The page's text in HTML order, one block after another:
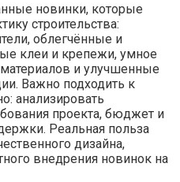
новинки, которые
строительства:
облегчённые и
клеи и крепежи, умное
и улучшенные
Важно подходить к
анализировать
проекта, бюджет и
Реальная польза
дизайна,
внедрения новинок на